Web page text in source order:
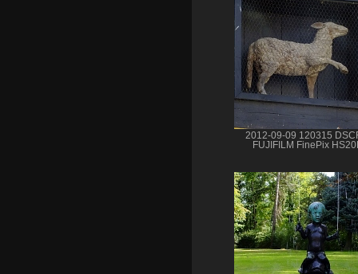
2012-09-09 120315
FUJIFILM FinePix